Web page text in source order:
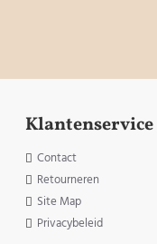
Klantenservice
Contact
Retourneren
Site Map
Privacybeleid